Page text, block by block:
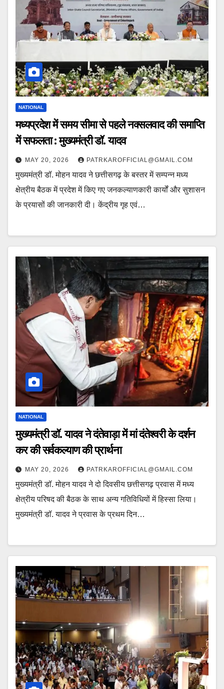
NATIONAL
मध्यप्रदेश में समय सीमा से पहले नक्सलवाद की समाप्ति
में सफलता : मुख्यमंत्री डॉ. यादव
MAY 20, 2026 PATRKAROFFICIAL@GMAIL.COM
मुख्यमंत्री डॉ. मोहन यादव ने छत्तीसगढ़ के बस्तर में सम्पन्न मध्य
क्षेत्रीय बैठक में प्रदेश में किए गए जनकल्याणकारी कार्यों और सुशासन
के प्रयासों की जानकारी दी। केंद्रीय गृह एवं…
NATIONAL
मुख्यमंत्री डॉ. यादव ने दंतेवाड़ा में मां दंतेश्वरी के दर्शन
कर की सर्वकल्याण की प्रार्थना
MAY 20, 2026 PATRKAROFFICIAL@GMAIL.COM
मुख्यमंत्री डॉ. मोहन यादव ने दो दिवसीय छत्तीसगढ़ प्रवास में मध्य
क्षेत्रीय परिषद की बैठक के साथ अन्य गतिविधियों में हिस्सा लिया।
मुख्यमंत्री डॉ. यादव ने प्रवास के प्रथम दिन…